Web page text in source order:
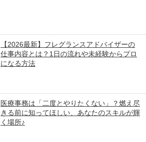
【2026最新】フレグランスアドバイザーの
仕事内容とは？1日の流れや未経験からプロ
になる方法
医療事務は「二度とやりたくない」？燃え尽
きる前に知ってほしい、あなたのスキルが輝
く場所♪